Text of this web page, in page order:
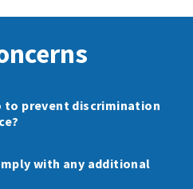
to prevent discrimination
with any additional